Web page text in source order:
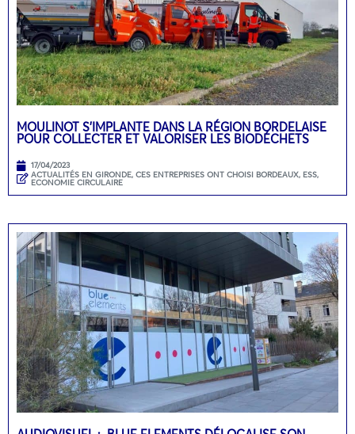
MOULINOT S’IMPLANTE DANS LA RÉGION BORDELAISE
POUR COLLECTER ET VALORISER LES BIODÉCHETS
17/04/2023
ACTUALITÉS EN GIRONDE, CES ENTREPRISES ONT CHOISI BORDEAUX, ESS,
ECONOMIE CIRCULAIRE